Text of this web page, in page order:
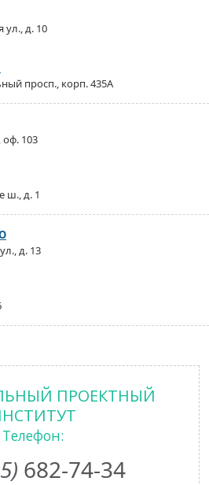
ул., д. 10
просп., корп. 435А
оф. 103
ш., д. 1
д. 13
ПРОЕКТНЫЙ
Телефон:
682-74-34